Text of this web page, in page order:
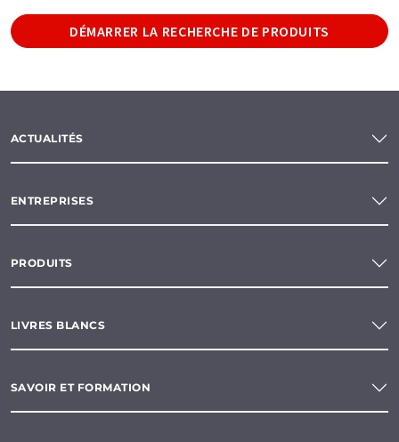
DÉMARRER LA RECHERCHE DE PRODUITS
ACTUALITÉS
ENTREPRISES
PRODUITS
LIVRES BLANCS
SAVOIR ET FORMATION